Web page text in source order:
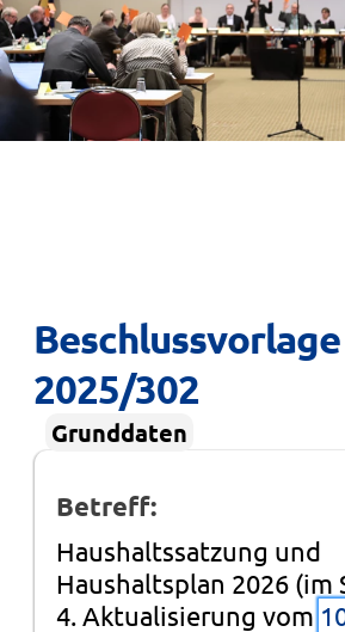
2025/302
Grunddaten
Betreff:
Haushaltssatzung und
Haushaltsplan 2026 (im
4. Aktualisierung vom